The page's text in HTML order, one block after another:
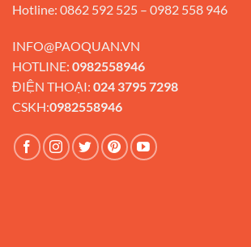
Hotline: 0862 592 525 – 0982 558 946
INFO@PAOQUAN.VN
HOTLINE: 0982558946
ĐIỆN THOẠI: 024 3795 7298
CSKH:0982558946